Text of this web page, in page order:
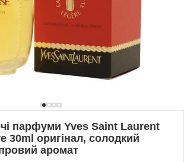
парфуми Yves Saint Laurent
30ml оригінал, солодкий
аромат